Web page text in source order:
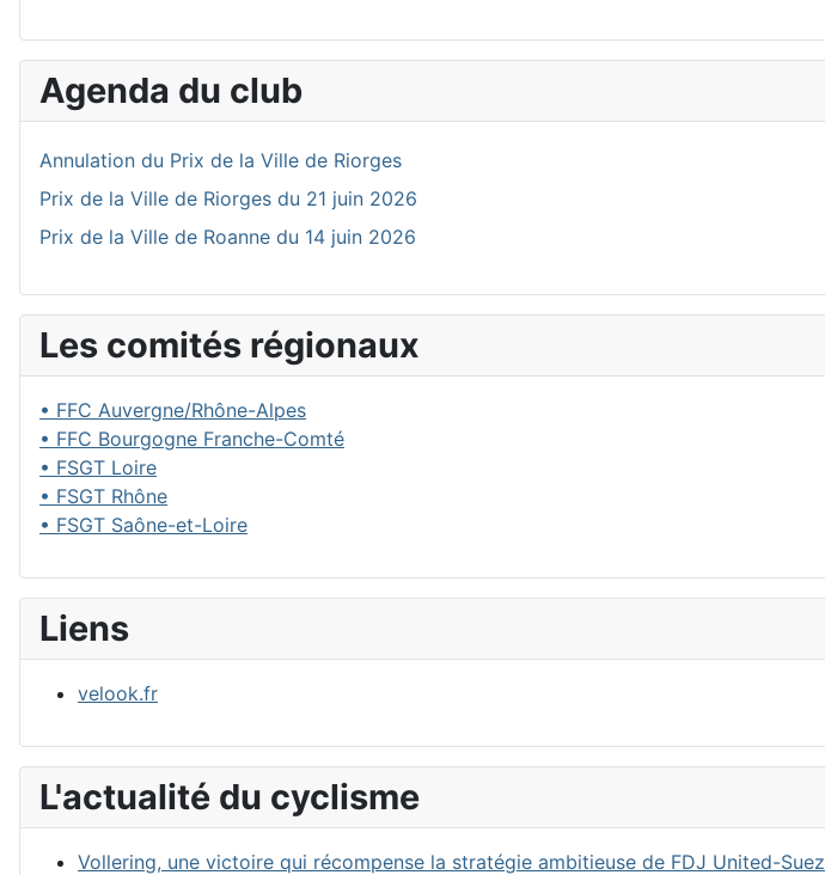
Agenda du club
Annulation du Prix de la Ville de Riorges
Prix de la Ville de Riorges du 21 juin 2026
Prix de la Ville de Roanne du 14 juin 2026
Les comités régionaux
• FFC Auvergne/Rhône-Alpes
• FFC Bourgogne Franche-Comté
• FSGT Loire
• FSGT Rhône
• FSGT Saône-et-Loire
Liens
velook.fr
L'actualité du cyclisme
Vollering, une victoire qui récompense la stratégie ambitieuse de FDJ United-Suez